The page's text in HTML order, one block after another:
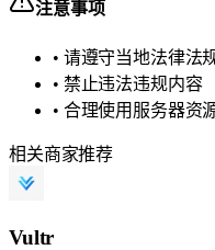
注意事项
• 请遵守当地法律法
• 禁止违法违规内容
• 合理使用服务器资
相关商家推荐
Vultr